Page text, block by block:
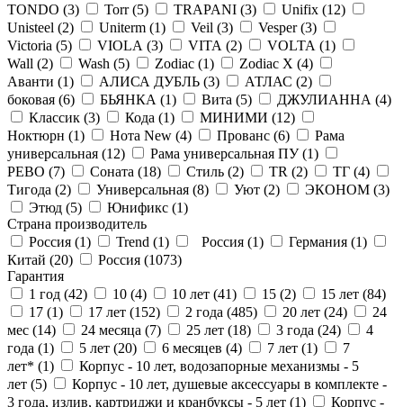
TONDO (3) Torr (5) TRAPANI (3) Unifix (12)
Unisteel (2) Uniterm (1) Veil (3) Vesper (3)
Victoria (5) VIOLA (3) VITA (2) VOLTA (1)
Wall (2) Wash (5) Zodiac (1) Zodiac X (4)
Аванти (1) АЛИСА ДУБЛЬ (3) АТЛАС (2)
боковая (6) БЬЯНКА (1) Вита (5) ДЖУЛИАННА (4)
Классик (3) Кода (1) МИНИМИ (12)
Ноктюрн (1) Нота New (4) Прованс (6)
Рама
универсальная (12) Рама универсальная ПУ (1)
РЕВО (7) Соната (18) Стиль (2) ТR (2) ТГ (4)
Тигода (2) Универсальная (8) Уют (2) ЭКОНОМ (3)
Этюд (5) Юнификс (1)
Страна производитель
Россия (1) Trend (1) Россия (1) Германия (1)
Китай (20) Россия (1073)
Гарантия
1 год (42) 10 (4) 10 лет (41) 15 (2) 15 лет (84)
17 (1) 17 лет (152) 2 года (485) 20 лет (24)
24
мес (14) 24 месяца (7) 25 лет (18) 3 года (24)
4
года (1) 5 лет (20) 6 месяцев (4) 7 лет (1)
7
лет* (1)
Корпус - 10 лет, водозапорные механизмы - 5
лет (5)
Корпус - 10 лет, душевые аксессуары в комплекте -
3 года, излив, картриджи и кранбуксы - 5 лет (1) Корпус -